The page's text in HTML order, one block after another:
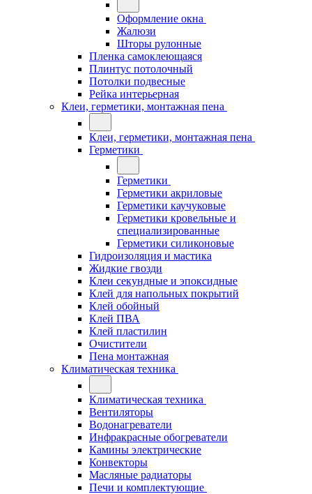
Оформление окна
Жалюзи
Шторы рулонные
Пленка самоклеющаяся
Плинтус потолочный
Потолки подвесные
Рейка интерьерная
Клеи, герметики, монтажная пена
Клеи, герметики, монтажная пена
Герметики
Герметики
Герметики акриловые
Герметики каучуковые
Герметики кровельные и
специализированные
Герметики силиконовые
Гидроизоляция и мастика
Жидкие гвозди
Клеи секундные и эпоксидные
Клей для напольных покрытий
Клей обойный
Клей ПВА
Клей пластилин
Очистители
Пена монтажная
Климатическая техника
Климатическая техника
Вентиляторы
Водонагреватели
Инфракрасные обогреватели
Камины электрические
Конвекторы
Масляные радиаторы
Печи и комплектующие